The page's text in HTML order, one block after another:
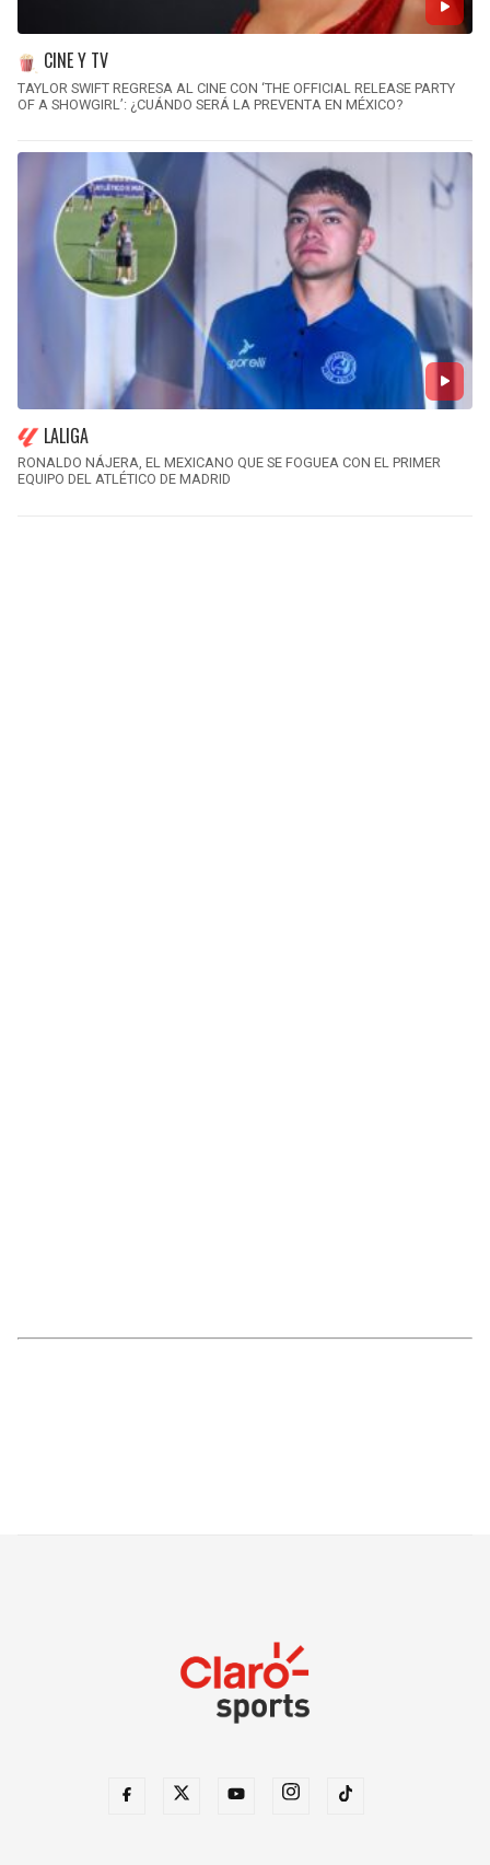
CINE Y TV
TAYLOR SWIFT REGRESA AL CINE CON ‘THE OFFICIAL RELEASE PARTY
OF A SHOWGIRL’: ¿CUÁNDO SERÁ LA PREVENTA EN MÉXICO?
LALIGA
RONALDO NÁJERA, EL MEXICANO QUE SE FOGUEA CON EL PRIMER
EQUIPO DEL ATLÉTICO DE MADRID